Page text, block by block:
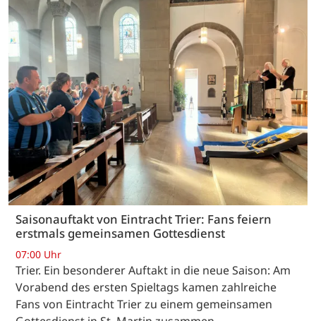
Saisonauftakt von Eintracht Trier: Fans feiern
erstmals gemeinsamen Gottesdienst
07:00 Uhr
Trier. Ein besonderer Auftakt in die neue Saison: Am
Vorabend des ersten Spieltags kamen zahlreiche
Fans von Eintracht Trier zu einem gemeinsamen